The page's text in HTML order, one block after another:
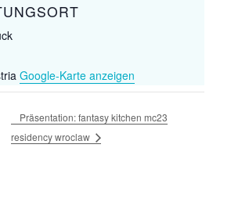
Google-Karte anzeigen
Präsentation: fantasy kitchen mc23
residency wroclaw